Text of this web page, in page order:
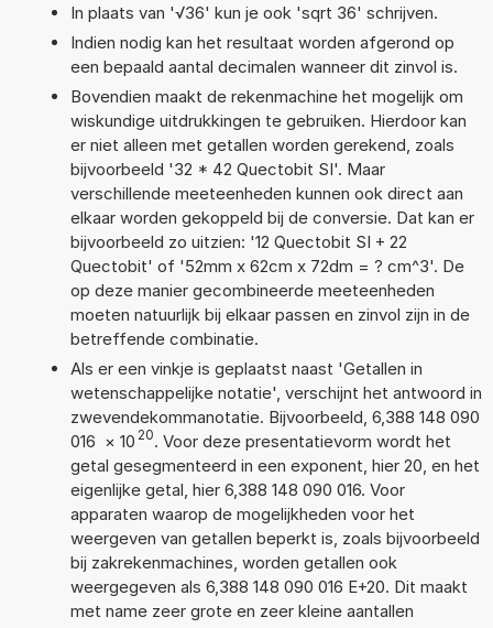
In plaats van '√36' kun je ook 'sqrt 36' schrijven.
Indien nodig kan het resultaat worden afgerond op
een bepaald aantal decimalen wanneer dit zinvol is.
Bovendien maakt de rekenmachine het mogelijk om
wiskundige uitdrukkingen te gebruiken. Hierdoor kan
er niet alleen met getallen worden gerekend, zoals
bijvoorbeeld '32 * 42 Quectobit SI'. Maar
verschillende meeteenheden kunnen ook direct aan
elkaar worden gekoppeld bij de conversie. Dat kan er
bijvoorbeeld zo uitzien: '12 Quectobit SI + 22
Quectobit' of '52mm x 62cm x 72dm = ? cm^3'. De
op deze manier gecombineerde meeteenheden
moeten natuurlijk bij elkaar passen en zinvol zijn in de
betreffende combinatie.
Als er een vinkje is geplaatst naast 'Getallen in
wetenschappelijke notatie', verschijnt het antwoord in
zwevendekommanotatie. Bijvoorbeeld, 6,388 148 090
016 × 10 20. Voor deze presentatievorm wordt het
getal gesegmenteerd in een exponent, hier 20, en het
eigenlijke getal, hier 6,388 148 090 016. Voor
apparaten waarop de mogelijkheden voor het
weergeven van getallen beperkt is, zoals bijvoorbeeld
bij zakrekenmachines, worden getallen ook
weergegeven als 6,388 148 090 016 E+20. Dit maakt
met name zeer grote en zeer kleine aantallen